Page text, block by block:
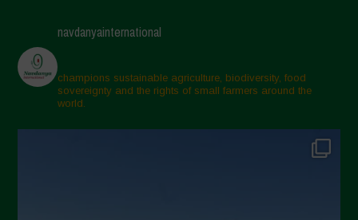
Aprile 2025
Marzo 2025
Febbraio 2025
Gennaio 2025
navdanyainternational
champions sustainable agriculture, biodiversity, food
sovereignty and the rights of small farmers around the
world.